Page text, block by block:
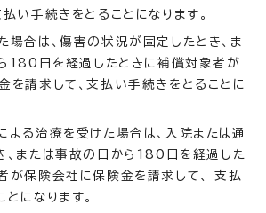
い手続きをとることになります。
場合は、傷害の状況が固定したとき、ま
180日を経過したときに補償対象者が
を請求して、支払い手続きをとることに
よる治療を受けた場合は、入院または通
、または事故の日から180日を経過した
が保険会社に保険金を請求して、 支払
になります。